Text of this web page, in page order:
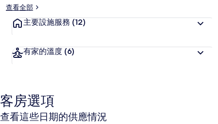
查看全部
主要設施服務 (12)
有家的溫度 (6)
客房選項
查看這些日期的供應情況